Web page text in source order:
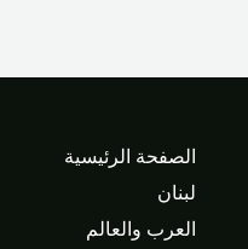
الصفحة الرئيسية
لبنان
العرب والعالم